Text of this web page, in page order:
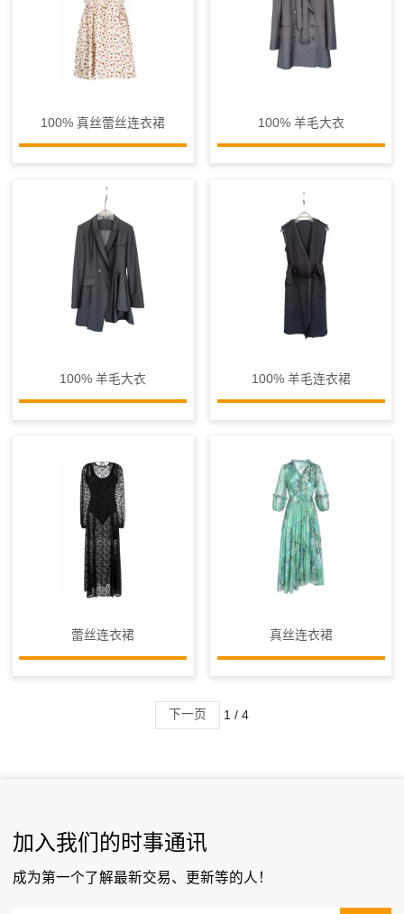
100% 真丝蕾丝连衣裙 100% 羊毛大衣
100% 羊毛大衣 100% 羊毛连衣裙
蕾丝连衣裙 真丝连衣裙
下一页 1 / 4
加入我们的时事通讯
成为第一个了解最新交易、更新等的人！